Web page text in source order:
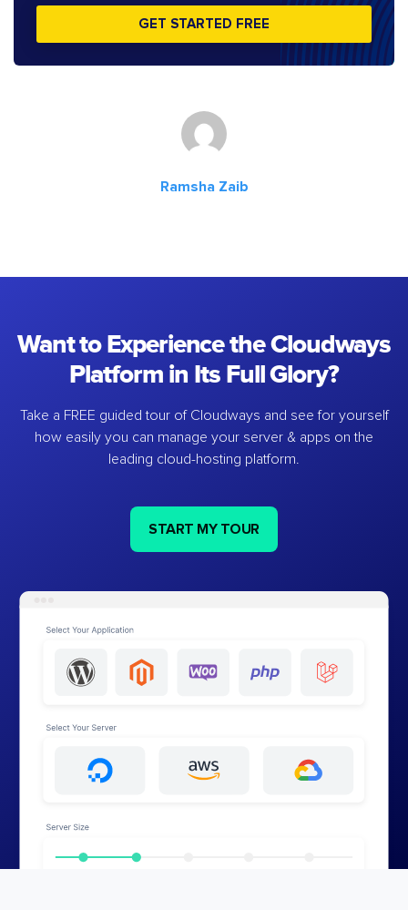
GET STARTED FREE
Ramsha Zaib
Want to Experience the Cloudways
Platform in Its Full Glory?
Take a FREE guided tour of Cloudways and see for yourself
how easily you can manage your server & apps on the
leading cloud-hosting platform.
START MY TOUR